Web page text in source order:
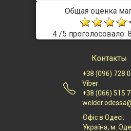
Общая оценка
4 /5 проголосовало:
Контакты
+38 (096) 728
Viber
+38 (066) 515
Офіс в Одесі:
Українa, м.